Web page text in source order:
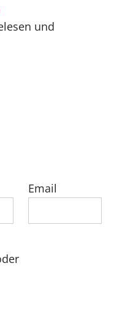
und
Email